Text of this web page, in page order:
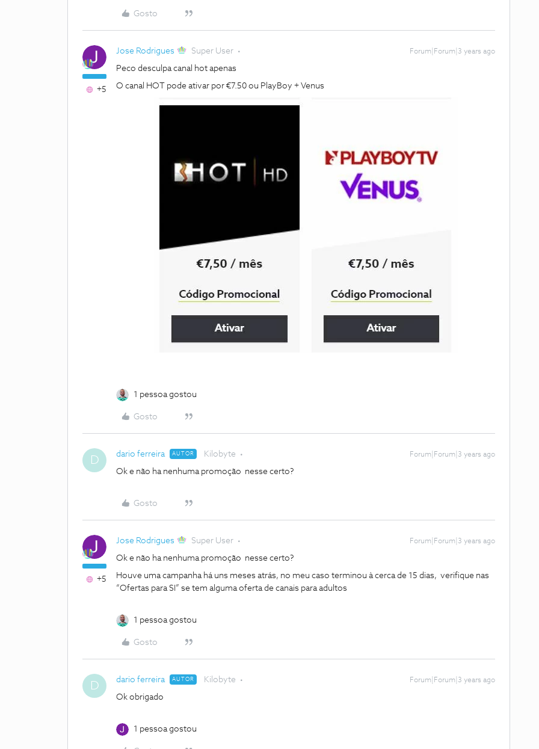
Gosto
+5
Jose Rodrigues Super User Forum|Forum|3 years ago
Peco desculpa canal hot apenas
O canal HOT pode ativar por €7.50 ou PlayBoy + Venus
1 pessoa gostou
Gosto
D dario ferreira AUTOR Kilobyte Forum|Forum|3 years ago
Ok e não ha nenhuma promoção nesse certo?
Gosto
+5
Jose Rodrigues Super User Forum|Forum|3 years ago
Ok e não ha nenhuma promoção nesse certo?
Houve uma campanha há uns meses atrás, no meu caso terminou à cerca de 15 dias, verifique nas
“Ofertas para SI” se tem alguma oferta de canais para adultos
1 pessoa gostou
Gosto
D dario ferreira AUTOR Kilobyte Forum|Forum|3 years ago
Ok obrigado
1 pessoa gostou